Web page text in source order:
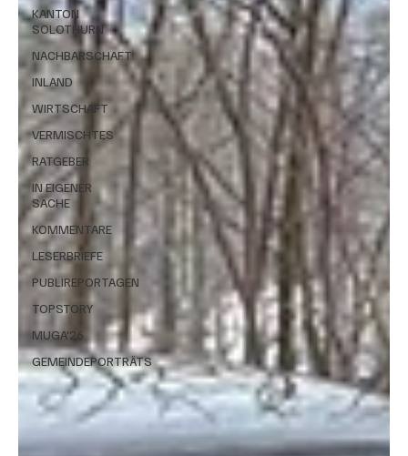
KANTON
SOLOTHURN
NACHBARSCHAFT
INLAND
WIRTSCHAFT
VERMISCHTES
RATGEBER
IN EIGENER
SACHE
KOMMENTARE
LESERBRIEFE
PUBLIREPORTAGEN
TOPSTORY
MUGA'26
GEMEINDEPORTRÄTS